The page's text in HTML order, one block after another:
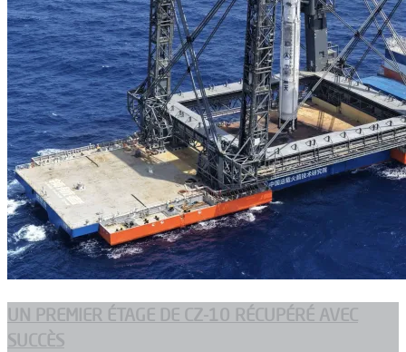
UN PREMIER ÉTAGE DE CZ-10 RÉCUPÉRÉ AVEC
SUCCÈS